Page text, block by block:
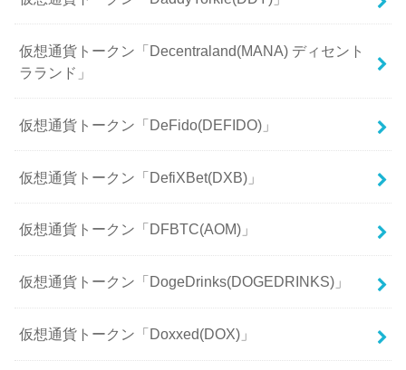
仮想通貨トークン「Decentraland(MANA) ディセント
ラランド」
仮想通貨トークン「DeFido(DEFIDO)」
仮想通貨トークン「DefiXBet(DXB)」
仮想通貨トークン「DFBTC(AOM)」
仮想通貨トークン「DogeDrinks(DOGEDRINKS)」
仮想通貨トークン「Doxxed(DOX)」